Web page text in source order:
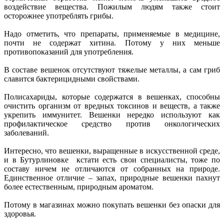
воздействие вещества. Пожилым людям также стоит
осторожнее употреблять грибы.
Надо отметить, что препараты, применяемые в медицине,
почти не содержат хитина. Потому у них меньше
противопоказаний для употребления.
В составе вешенок отсутствуют тяжелые металлы, а сам гриб
славится бактерицидными свойствами.
Полисахариды, которые содержатся в вешенках, способны
очистить организм от вредных токсинов и веществ, а также
укрепить иммунитет. Вешенки нередко используют как
профилактическое средство против онкологических
заболеваний.
Интересно, что вешенки, выращенные в искусственной среде,
и в Бутурлиновке кстати есть свои специалисты, тоже по
составу ничем не отличаются от собранных на природе.
Единственное отличие – запах, природные вешенки пахнут
более естественным, природным ароматом.
Потому в магазинах можно покупать вешенки без опаски для
здоровья.